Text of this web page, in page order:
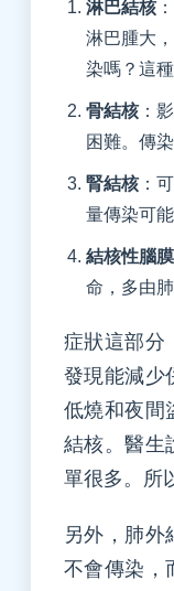
淋巴結核
淋巴腫大
染嗎？這
骨結核：
困難。傳
腎結核：
量傳染可能
結核性腦
命，多由
症狀這部分
發現能減少
低燒和夜間
結核。醫生
單很多。所
另外，肺外
不會傳染，